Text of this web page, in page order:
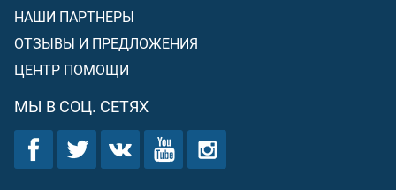
НАШИ ПАРТНЕРЫ
ОТЗЫВЫ И ПРЕДЛОЖЕНИЯ
ЦЕНТР ПОМОЩИ
МЫ В СОЦ. СЕТЯХ